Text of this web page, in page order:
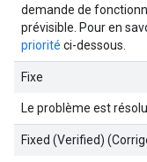
demande de
prévisible. Pour en
priorité ci-dessous.
Fixe
Le problème est
Fixed (Verified)